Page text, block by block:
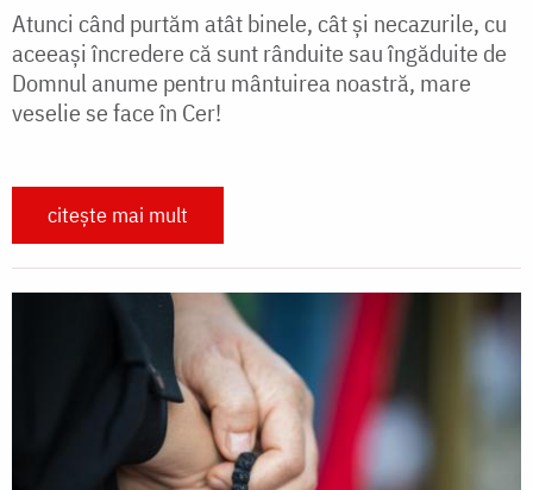
Atunci când purtăm atât binele, cât și necazurile, cu
aceeași încredere că sunt rânduite sau îngăduite de
Domnul anume pentru mântuirea noastră, mare
veselie se face în Cer!
citește mai mult